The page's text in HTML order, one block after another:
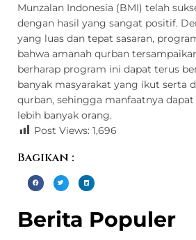
Munzalan Indonesia (BMI) telah
dengan hasil yang sangat positif.
yang luas dan tepat sasaran,
bahwa amanah qurban
berharap program ini dapat terus
banyak masyarakat yang ikut serta
qurban, sehingga manfaatnya dapat
lebih banyak orang.
Post Views: 1,696
Bagikan :
Berita Populer